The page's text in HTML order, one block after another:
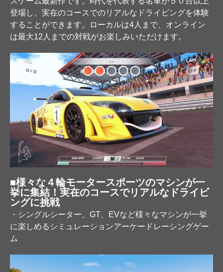
登場し、実在のコースでのリアルなドライビングを体験
することができます。ローカルは4人まで、オンライン
は最大12人までの対戦がお楽しみいただけます。
■様々な４輪モータースポーツのマシンが一
挙に集結！実在のコースでリアルなドライビ
ングに挑戦
・シングルシーター、GT、EVなど様々なマシンが一挙
に楽しめるシミュレーションアーケードレーシングゲー
ム